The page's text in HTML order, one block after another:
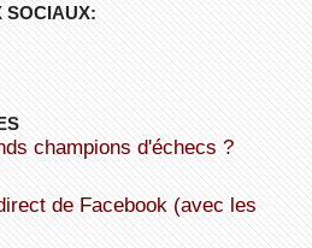
SOCIAUX:
champions d'échecs ?